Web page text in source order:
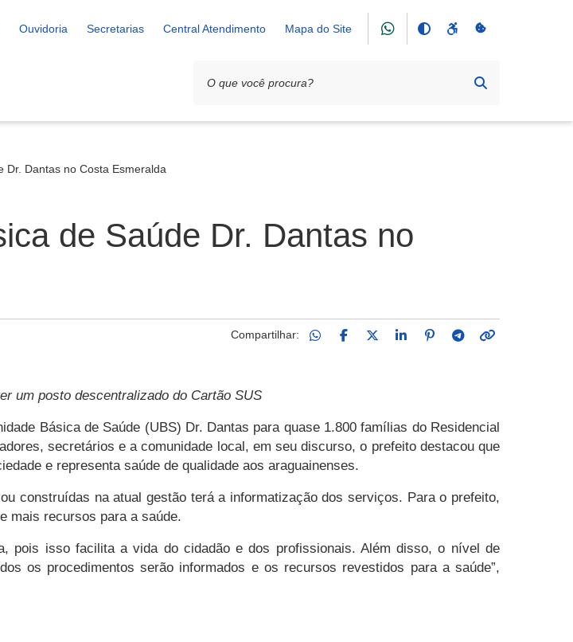
Ouvidoria Secretarias Central Atendimento Mapa do Site
Dr. Dantas no Costa Esmeralda
de Saúde Dr. Dantas no
Compartilhar:
um posto descentralizado do Cartão SUS
Básica de Saúde (UBS) Dr. Dantas para quase 1.800 famílias do Residencial
secretários e a comunidade local, em seu discurso, o prefeito destacou que
e representa saúde de qualidade aos araguainenses.
construídas na atual gestão terá a informatização dos serviços. Para o prefeito,
mais recursos para a saúde.
pois isso facilita a vida do cidadão e dos profissionais. Além disso, o nível de
os procedimentos serão informados e os recursos revestidos para a saúde”,